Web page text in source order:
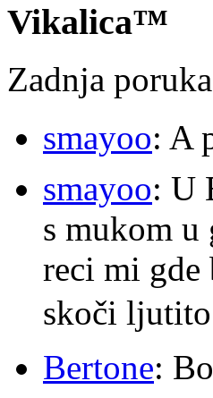
Vikalica™
Zadnja
smayoo: A
smayoo: U
s mukom u
reci mi gde
skoči
Bertone: